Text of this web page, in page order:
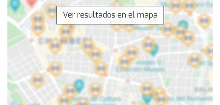
Ver resultados en el mapa